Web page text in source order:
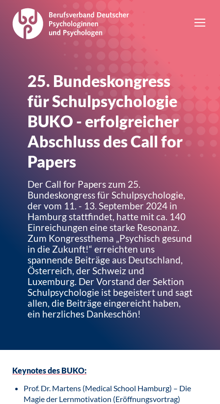
25. Bundeskongress
für Schulpsychologie
BUKO - erfolgreicher
Abschluss des Call for
Papers
Der Call for Papers zum 25.
Bundeskongress für Schulpsychologie,
der vom 11. - 13. September 2024 in
Hamburg stattfindet, hatte mit ca. 140
Einreichungen eine starke Resonanz.
Zum Kongressthema „Psychisch gesund
in die Zukunft!“ erreichten uns
spannende Beiträge aus Deutschland,
Österreich, der Schweiz und
Luxemburg. Der Vorstand der Sektion
Schulpsychologie ist begeistert und sagt
allen, die Beiträge eingereicht haben,
ein herzliches Dankeschön!
Keynotes des BUKO:
Prof. Dr. Martens (Medical School Hamburg) – Die
Magie der Lernmotivation (Eröffnungsvortrag)